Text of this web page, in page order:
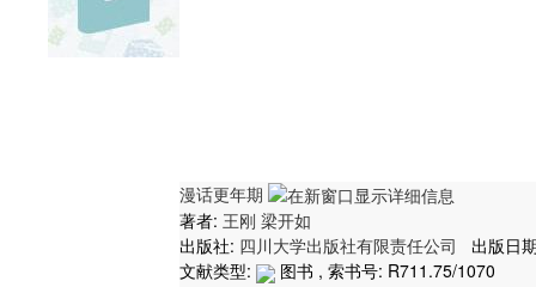
漫话更年期
著者: 王刚 梁开如
出版社: 四川大学出版社有限责任公司
出版日
文献类型:
图书 , 索书号: R711.75/1070